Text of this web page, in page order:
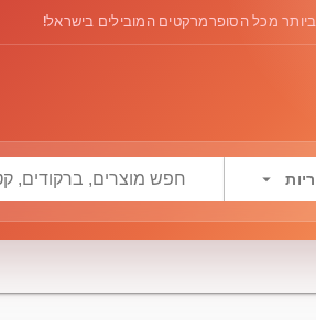
מכל הסופרמרקטים המובילים בישראל!
arrow_drop_down